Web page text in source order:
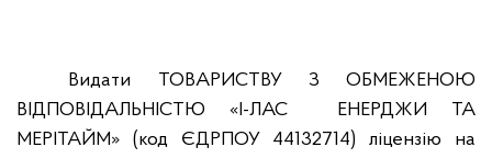
Видати ТОВАРИСТВУ З ОБМЕЖЕНОЮ
ВІДПОВІДАЛЬНІСТЮ «І-ЛАС ЕНЕРДЖИ ТА
МЕРІТАЙМ» (код ЄДРПОУ 44132714) ліцензію на